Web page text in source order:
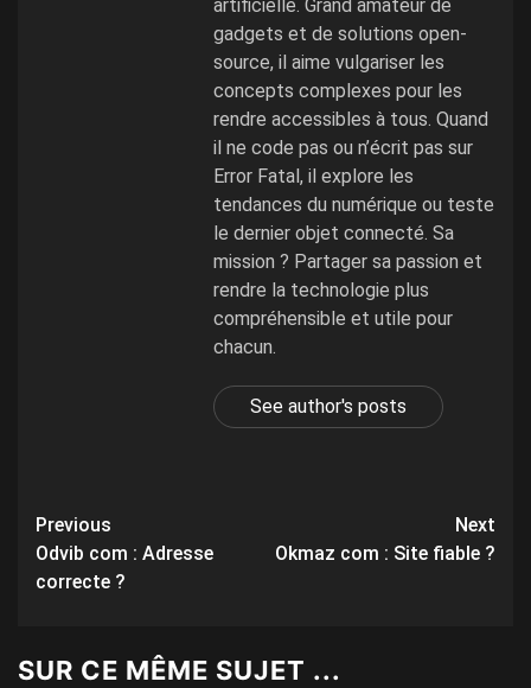
artificielle. Grand amateur de
gadgets et de solutions open-
source, il aime vulgariser les
concepts complexes pour les
rendre accessibles à tous. Quand
il ne code pas ou n’écrit pas sur
Error Fatal, il explore les
tendances du numérique ou teste
le dernier objet connecté. Sa
mission ? Partager sa passion et
rendre la technologie plus
compréhensible et utile pour
chacun.
See author's posts
Post
navigation
Previous
Odvib com : Adresse
correcte ?
Next
Okmaz com : Site fiable ?
SUR CE MÊME SUJET ...